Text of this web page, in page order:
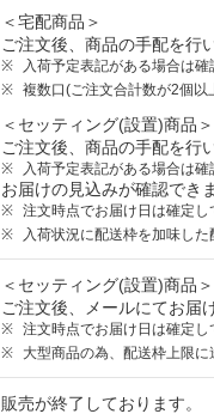
＜宅配商品＞
ご注文後、商品の手配を行
入荷予定表記がある場合は確
複数口(ご注文合計数が2個以
＜セッティング(設置)商品
ご注文後、商品の手配を行
入荷予定表記がある場合は確
お届けの見込みが確認でき
注文時点でお届け日は確定し
入荷状況に配送枠を加味した
＜セッティング(設置)商品
ご注文後、メールにてお届
注文時点でお届け日は確定し
大型商品の為、配送枠上限に
販売が終了しております。